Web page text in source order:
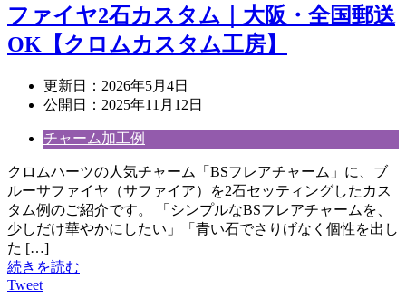
ファイヤ2石カスタム｜大阪・全国郵送
OK【クロムカスタム工房】
更新日： 2026年5月4日
公開日： 2025年11月12日
チャーム加工例
クロムハーツの人気チャーム「BSフレアチャーム」に、ブ
ルーサファイヤ（サファイア）を2石セッティングしたカス
タム例のご紹介です。 「シンプルなBSフレアチャームを、
少しだけ華やかにしたい」「青い石でさりげなく個性を出し
た […]
続きを読む
Tweet